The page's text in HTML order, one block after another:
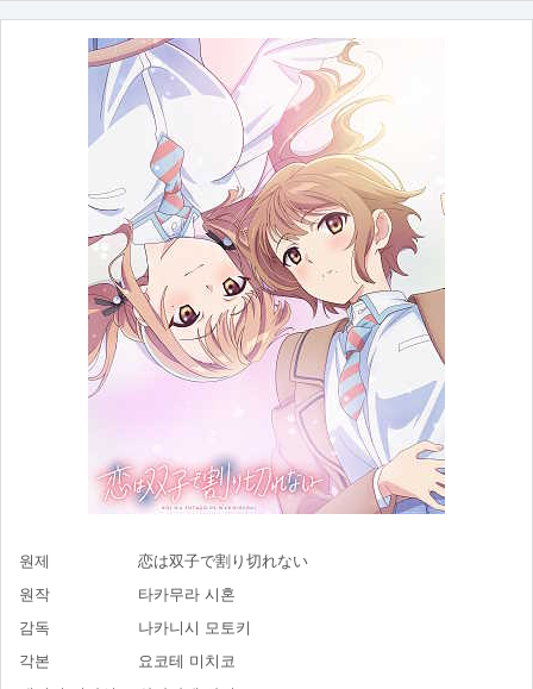
원제
恋は双子で割り切れない
원작
타카무라 시혼
감독
나카니시 모토키
각본
요코테 미치코